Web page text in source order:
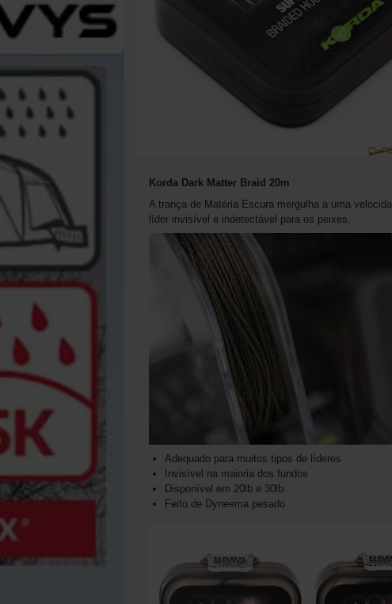
Korda Dark Matter Braid 20m
A trança de Matéria Escura mergulha a uma
líder invisível e indetectável para os peixes.
Adequado para muitos tipos de líderes
Invisível na maioria dos fundos
Disponível em 20lb e 30lb
Feito de Dyneema pesado